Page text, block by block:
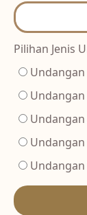
Pilihan Jenis